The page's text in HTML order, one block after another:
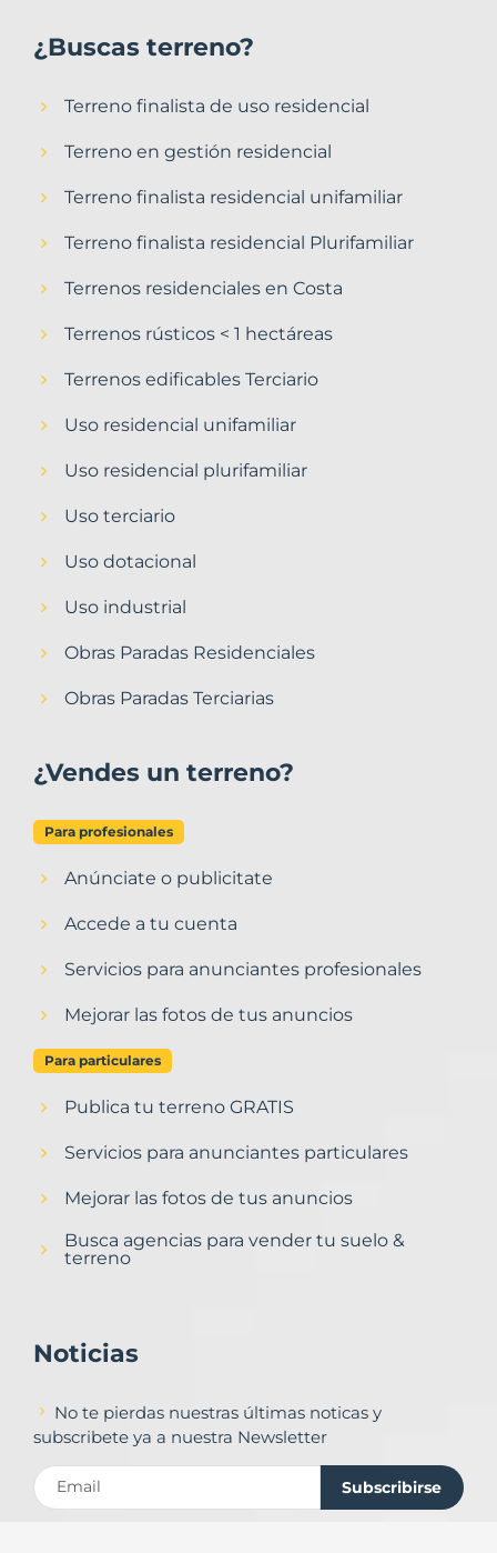
¿Buscas terreno?
Terreno finalista de uso residencial
Terreno en gestión residencial
Terreno finalista residencial unifamiliar
Terreno finalista residencial Plurifamiliar
Terrenos residenciales en Costa
Terrenos rústicos < 1 hectáreas
Terrenos edificables Terciario
Uso residencial unifamiliar
Uso residencial plurifamiliar
Uso terciario
Uso dotacional
Uso industrial
Obras Paradas Residenciales
Obras Paradas Terciarias
¿Vendes un terreno?
Para profesionales
Anúnciate o publicitate
Accede a tu cuenta
Servicios para anunciantes profesionales
Mejorar las fotos de tus anuncios
Para particulares
Publica tu terreno GRATIS
Servicios para anunciantes particulares
Mejorar las fotos de tus anuncios
Busca agencias para vender tu suelo &
terreno
Noticias
No te pierdas nuestras últimas noticas y
subscribete ya a nuestra Newsletter
Subscribirse